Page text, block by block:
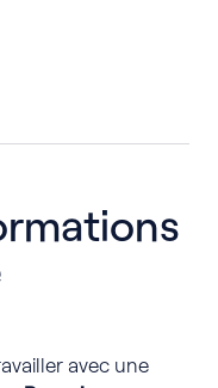
avec une